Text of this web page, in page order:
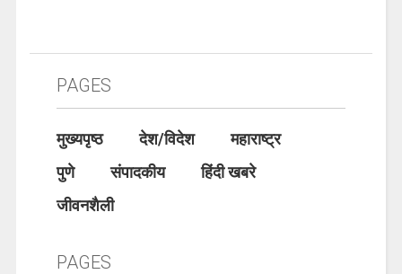
PAGES
मुख्यपृष्ठ देश/विदेश
महाराष्ट्र
पुणे
संपादकीय
हिंदी खबरे
जीवनशैली
PAGES